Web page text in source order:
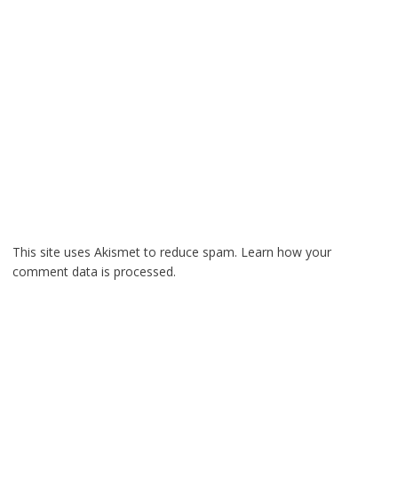
This site uses Akismet to reduce spam. Learn how your
comment data is processed.